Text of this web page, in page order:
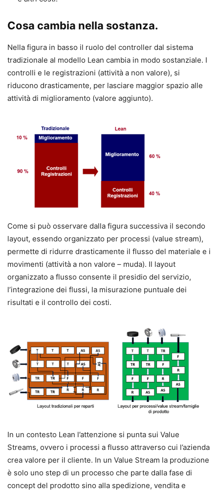
Cosa cambia nella sostanza.
Nella figura in basso il ruolo del controller dal sistema
tradizionale al modello Lean cambia in modo sostanziale. I
controlli e le registrazioni (attività a non valore), si
riducono drasticamente, per lasciare maggior spazio alle
attività di miglioramento (valore aggiunto).
Come si può osservare dalla figura successiva il secondo
layout, essendo organizzato per processi (value stream),
permette di ridurre drasticamente il flusso del materiale e i
movimenti (attività a non valore – muda). Il layout
organizzato a flusso consente il presidio del servizio,
l’integrazione dei flussi, la misurazione puntuale dei
risultati e il controllo dei costi.
In un contesto Lean l’attenzione si punta sui Value
Streams, ovvero i processi a flusso attraverso cui l’azienda
crea valore per il cliente. In un Value Stream la produzione
è solo uno step di un processo che parte dalla fase di
concept del prodotto sino alla spedizione, vendita e